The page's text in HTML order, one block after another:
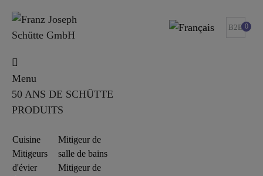
B2B 0
Menu
50 ANS DE SCHÜTTE
PRODUITS
Cuisine
Mitigeurs
d'évier
Mitigeur de
salle de bains
Mitigeur de